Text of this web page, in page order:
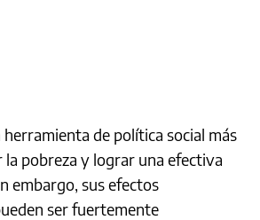
herramienta de política social más
la pobreza y lograr una efectiva
embargo, sus efectos
ser fuertemente